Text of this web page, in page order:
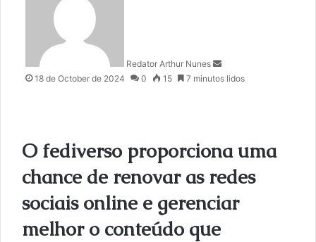
Redator Arthur Nunes
m
18 de October de 2024 0 15 7 minutos lidos
O fediverso proporciona uma
chance de renovar as redes
sociais online e gerenciar
melhor o conteúdo que